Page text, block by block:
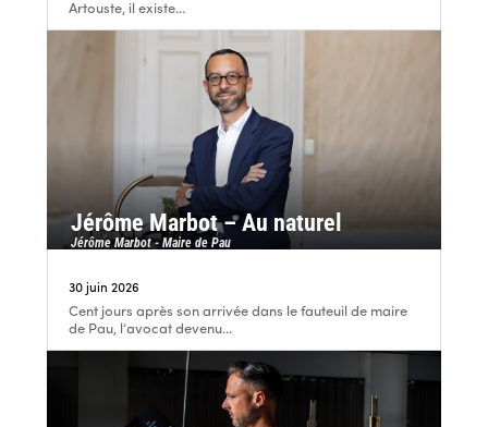
Artouste, il existe...
Jérôme Marbot – Au naturel
Jérôme Marbot - Maire de Pau
30 juin 2026
Cent jours après son arrivée dans le fauteuil de maire
de Pau, l’avocat devenu...